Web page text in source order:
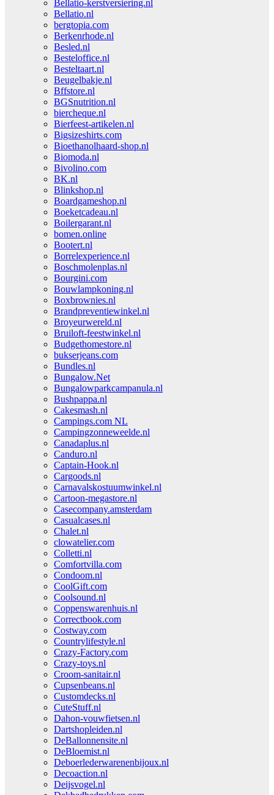
Bellatio-kerstversiering.nl
Bellatio.nl
bergtopia.com
Berkenrhode.nl
Besled.nl
Besteloffice.nl
Besteltaart.nl
Beugelbakje.nl
Bffstore.nl
BGSnutrition.nl
biercheque.nl
Bierfeest-artikelen.nl
Bigsizeshirts.com
Bioethanolhaard-shop.nl
Biomoda.nl
Bivolino.com
BK.nl
Blinkshop.nl
Boardgameshop.nl
Boeketcadeau.nl
Boilergarant.nl
bomen.online
Bootert.nl
Borrelexperience.nl
Boschmolenplas.nl
Bourgini.com
Bouwlampkoning.nl
Boxbrownies.nl
Brandpreventiewinkel.nl
Broyeurwereld.nl
Bruiloft-feestwinkel.nl
Budgethomestore.nl
bukserjeans.com
Bundles.nl
Bungalow.Net
Bungalowparkcampanula.nl
Bushpappa.nl
Cakesmash.nl
Campings.com NL
Campingzonneweelde.nl
Canadaplus.nl
Canduro.nl
Captain-Hook.nl
Cargoods.nl
Carnavalskostuumwinkel.nl
Cartoon-megastore.nl
Casecompany.amsterdam
Casualcases.nl
Chalet.nl
clowatelier.com
Colletti.nl
Comfortvilla.com
Condoom.nl
CoolGift.com
Coolsound.nl
Coppenswarenhuis.nl
Correctbook.com
Costway.com
Countrylifestyle.nl
Crazy-Factory.com
Crazy-toys.nl
Croom-sanitair.nl
Cupsenbeans.nl
Customdecks.nl
CuteStuff.nl
Dahon-vouwfietsen.nl
Dartshopleiden.nl
DeBallonnensite.nl
DeBloemist.nl
Deboerlederwarenenbijoux.nl
Decoaction.nl
Deijsvogel.nl